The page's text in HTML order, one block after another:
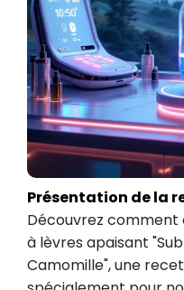
Présentation de la
Découvrez
à lèvres apaisant
Camomille", une